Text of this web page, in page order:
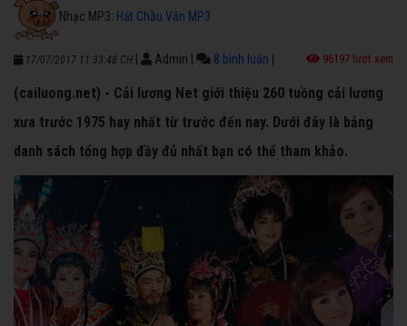
Nhạc MP3: Hát Chầu Văn MP3
17/07/2017 11:33:48 CH Admin 8 bình luận 96197 lượt xem
(cailuong.net) - Cải lương Net giới thiệu 260 tuồng cải lương
xưa trước 1975 hay nhất từ trước đến nay. Dưới đây là bảng
danh sách tổng hợp đầy đủ nhất bạn có thể tham khảo.